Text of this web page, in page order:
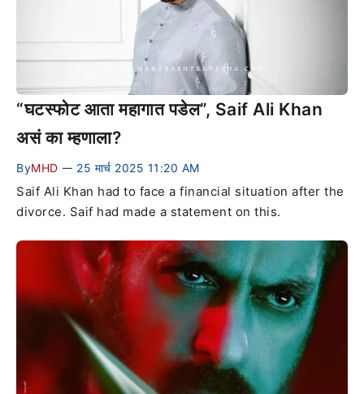
“घटस्फोट आता महागात पडेल”, Saif Ali Khan
असं का म्हणाला?
ByMHD — 25 मार्च 2025 11:20 AM
Saif Ali Khan had to face a financial situation after the
divorce. Saif had made a statement on this.